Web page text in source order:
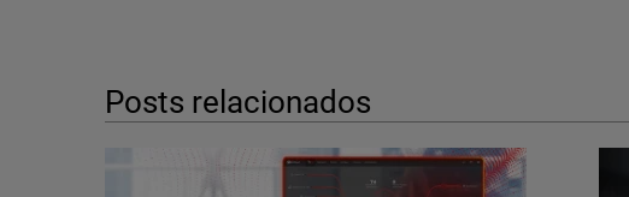
Posts relacionados